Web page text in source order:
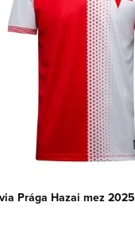
Prága Hazai mez